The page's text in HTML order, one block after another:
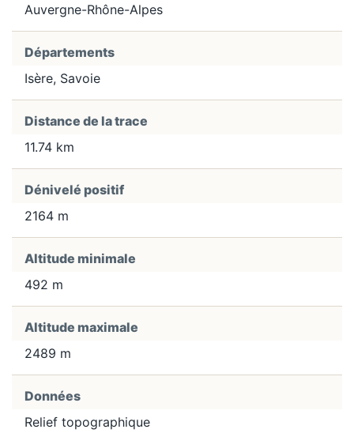
Auvergne-Rhône-Alpes
Départements
Isère, Savoie
Distance de la trace
11.74 km
Dénivelé positif
2164 m
Altitude minimale
492 m
Altitude maximale
2489 m
Données
Relief topographique